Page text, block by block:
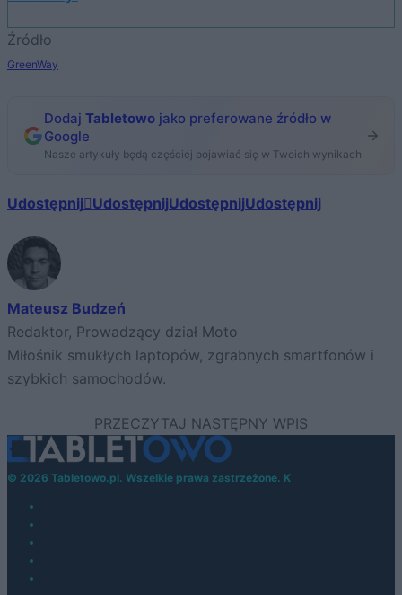
Źródło
GreenWay
Dodaj Tabletowo jako preferowane źródło w
Google
Nasze artykuły będą częściej pojawiać się w Twoich wynikach
Udostępnij UdostępnijUdostępnijUdostępnij
Mateusz Budzeń
Redaktor, Prowadzący dział Moto
Miłośnik smukłych laptopów, zgrabnych smartfonów i
szybkich samochodów.
© 2026 Tabletowo.pl. Wszelkie prawa zastrzeżone. K